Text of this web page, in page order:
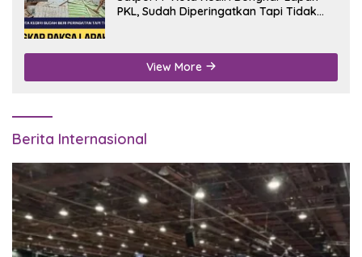
PKL, Sudah Diperingatkan Tapi Tidak
View More
Berita Internasional